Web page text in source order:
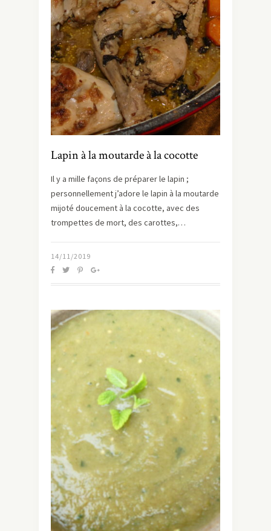
Lapin à la moutarde à la cocotte
Il y a mille façons de préparer le lapin ;
personnellement j’adore le lapin à la moutarde
mijoté doucement à la cocotte, avec des
trompettes de mort, des carottes,…
14/11/2019